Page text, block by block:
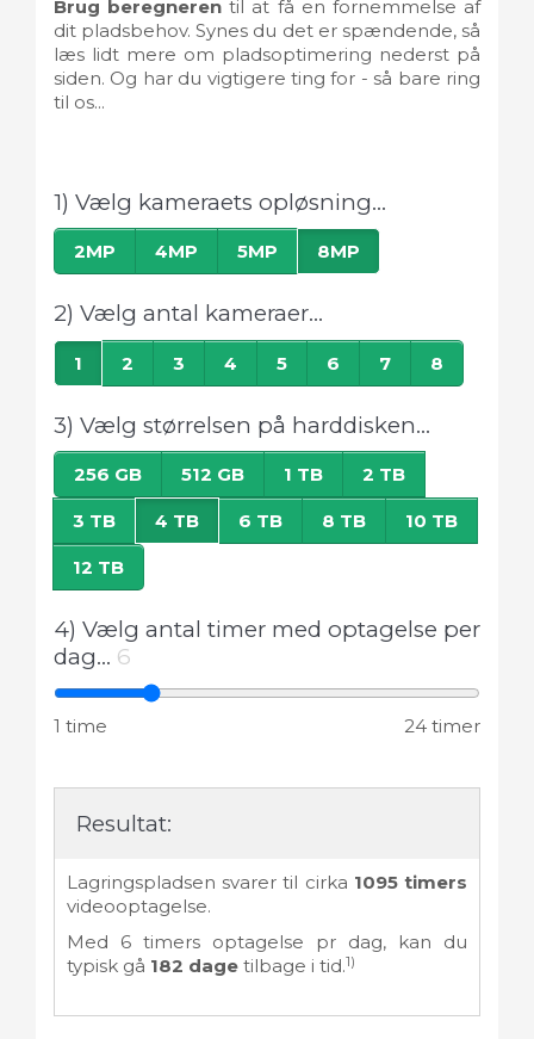
Brug beregneren til at få en fornemmelse af
dit pladsbehov. Synes du det er spændende, så
læs lidt mere om pladsoptimering nederst på
siden. Og har du vigtigere ting for - så bare ring
til os...
1) Vælg kameraets opløsning...
2MP 4MP 5MP 8MP
2) Vælg antal kameraer...
1 2 3 4 5 6 7 8
3) Vælg størrelsen på harddisken...
256 GB 512 GB 1 TB 2 TB
3 TB 4 TB 6 TB 8 TB 10 TB
12 TB
4) Vælg antal timer med optagelse per
dag... 6
1 time 24 timer
Resultat:
Lagringspladsen svarer til cirka 1095timers
videooptagelse.
Med 6 timers optagelse pr dag, kan du
typisk gå 182 dage tilbage i tid.1)